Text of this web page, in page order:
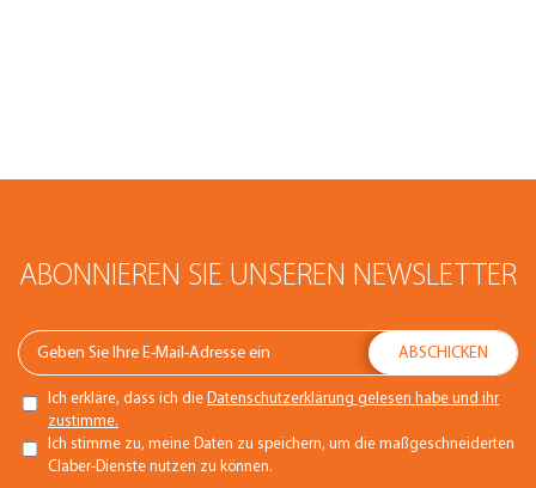
ABONNIEREN SIE UNSEREN NEWSLETTER
Ich erkläre, dass ich die Datenschutzerklärung gelesen habe und ihr
zustimme.
Ich stimme zu, meine Daten zu speichern, um die maßgeschneiderten
Claber-Dienste nutzen zu können.